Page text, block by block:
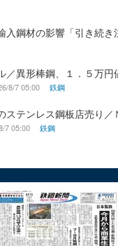
鋼材の影響「引き続き
／異形棒鋼、１．５万円
8/7 05:00 鉄鋼
ステンレス鋼板店売り／
7 05:00 鉄鋼